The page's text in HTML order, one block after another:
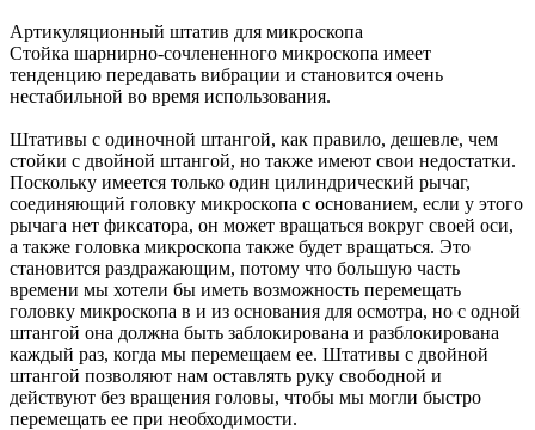
Артикуляционный штатив для микроскопа
Стойка шарнирно-сочлененного микроскопа имеет
тенденцию передавать вибрации и становится очень
нестабильной во время использования.
Штативы с одиночной штангой, как правило, дешевле, чем
стойки с двойной штангой, но также имеют свои недостатки.
Поскольку имеется только один цилиндрический рычаг,
соединяющий головку микроскопа с основанием, если у этого
рычага нет фиксатора, он может вращаться вокруг своей оси,
а также головка микроскопа также будет вращаться. Это
становится раздражающим, потому что большую часть
времени мы хотели бы иметь возможность перемещать
головку микроскопа в и из основания для осмотра, но с одной
штангой она должна быть заблокирована и разблокирована
каждый раз, когда мы перемещаем ее. Штативы с двойной
штангой позволяют нам оставлять руку свободной и
действуют без вращения головы, чтобы мы могли быстро
перемещать ее при необходимости.